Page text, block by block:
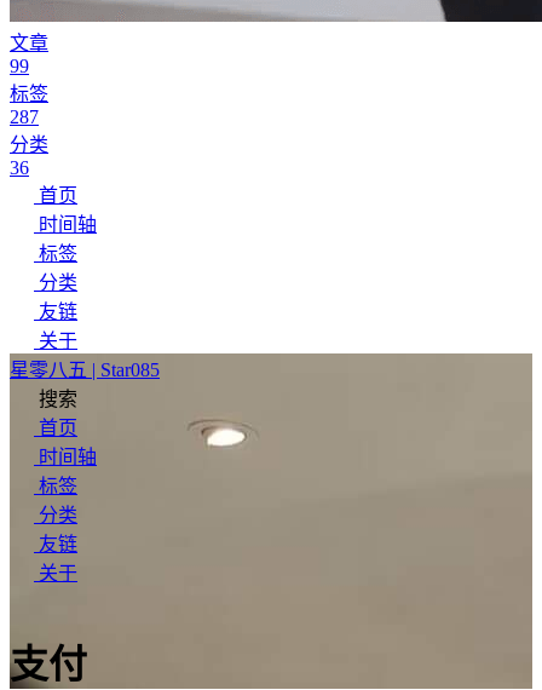
文章
99
标签
287
分类
36
首页
时间轴
标签
分类
友链
关于
星零八五 | Star085
搜索
首页
时间轴
标签
分类
友链
关于
支付